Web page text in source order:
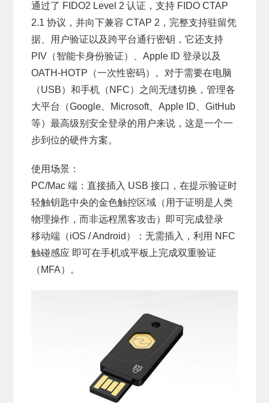
通过了 FIDO2 Level 2 认证，支持 FIDO CTAP
2.1 协议，并向下兼容 CTAP 2，完整支持驻留凭
据、用户验证以及跨平台通行密钥，它还支持
PIV（智能卡身份验证）、Apple ID 登录以及
OATH-HOTP（一次性密码）。对于需要在电脑
（USB）和手机（NFC）之间无缝切换，管理各
大平台（Google、Microsoft、Apple ID、GitHub
等）最高级别安全登录的用户来说，这是一个一
步到位的硬件方案。
使用场景：
PC/Mac 端：直接插入 USB 接口，在提示验证时
轻触钥匙中央的金色触控区域（用于证明是人类
物理操作，而非远程黑客攻击）即可完成登录
移动端（iOS / Android）：无需插入，利用 NFC
触碰感应 即可在手机或平板上完成双重验证
（MFA）。